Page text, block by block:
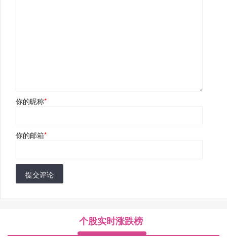
你的昵称*
你的邮箱*
提交评论
个股实时涨跌榜